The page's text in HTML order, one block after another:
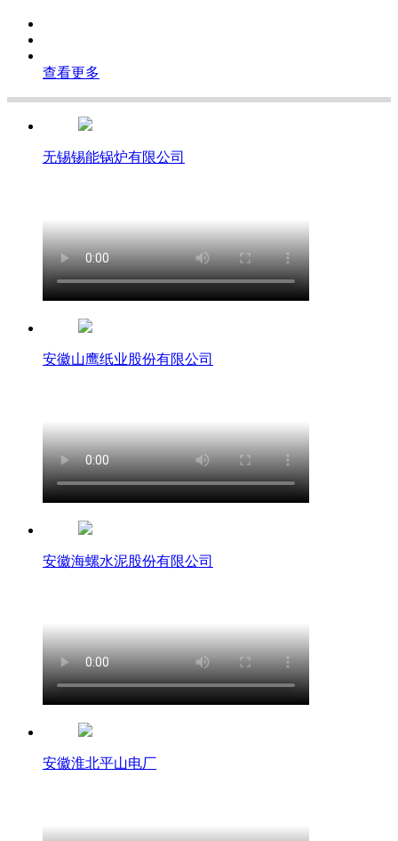
查看更多
无锡锡能锅炉有限公司
安徽山鹰纸业股份有限公司
安徽海螺水泥股份有限公司
安徽淮北平山电厂